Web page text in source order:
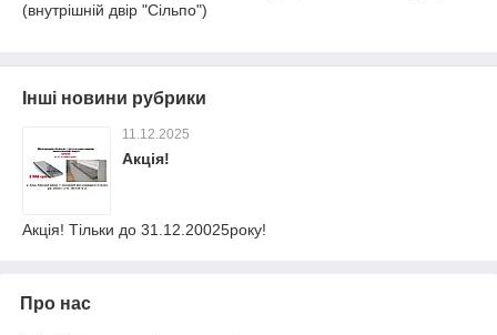
(внутрішній двір "Сільпо")
Інші новини рубрики
11.12.2025
Акція!
Акція! Тільки до 31.12.20025року!
Про нас